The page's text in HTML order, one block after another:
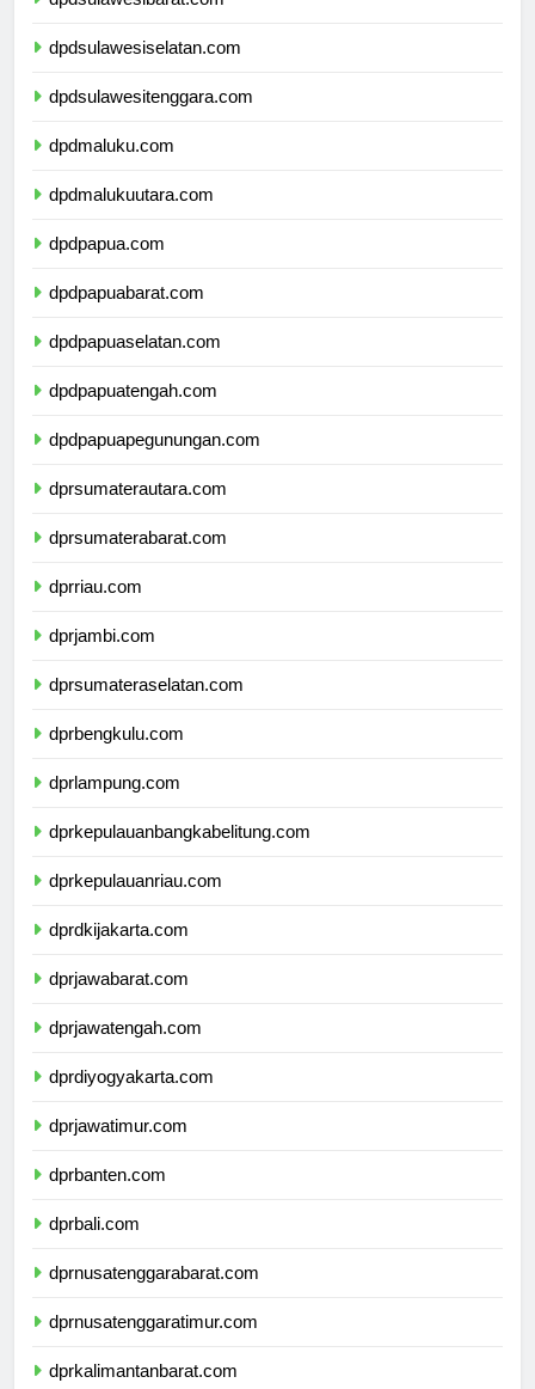
dpdsulawesiselatan.com
dpdsulawesitenggara.com
dpdmaluku.com
dpdmalukuutara.com
dpdpapua.com
dpdpapuabarat.com
dpdpapuaselatan.com
dpdpapuatengah.com
dpdpapuapegunungan.com
dprsumaterautara.com
dprsumaterabarat.com
dprriau.com
dprjambi.com
dprsumateraselatan.com
dprbengkulu.com
dprlampung.com
dprkepulauanbangkabelitung.com
dprkepulauanriau.com
dprdkijakarta.com
dprjawabarat.com
dprjawatengah.com
dprdiyogyakarta.com
dprjawatimur.com
dprbanten.com
dprbali.com
dprnusatenggarabarat.com
dprnusatenggaratimur.com
dprkalimantanbarat.com